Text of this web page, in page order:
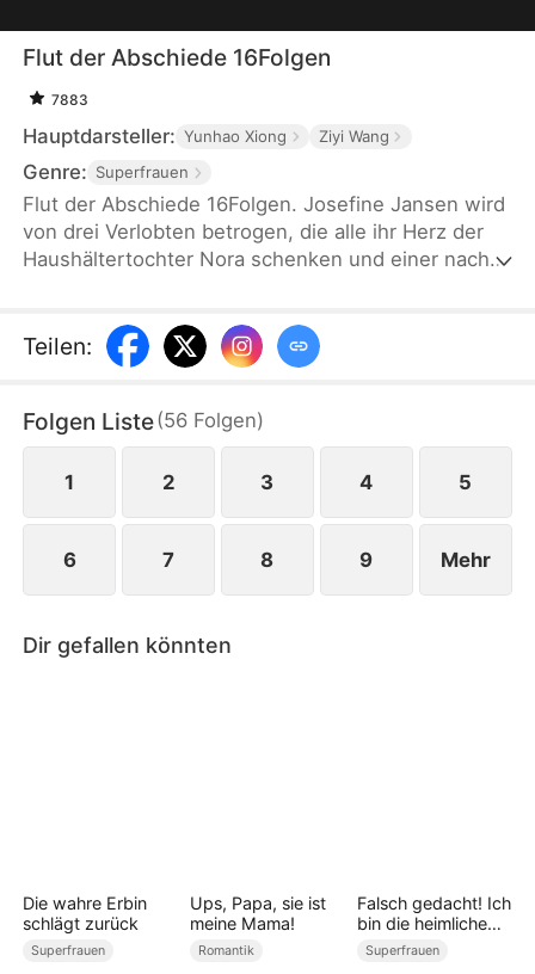
Flut der Abschiede 16Folgen
7883
Hauptdarsteller: Yunhao Xiong Ziyi Wang
Genre: Superfrauen
Flut der Abschiede 16Folgen. Josefine Jansen wird
von drei Verlobten betrogen, die alle ihr Herz der
Haushältertochter Nora schenken und einer nach
Sie wählt nun Erik Glanz, den geächteten
Außenseiter. Als sie sich endlich befreit, erkennen
Teilen:
Folgen Liste(56 Folgen)
1 2 3 4 5
6 7 8 9 Mehr
Dir gefallen könnten
Die wahre Erbin
schlägt zurück
Superfrauen
Ups, Papa, sie ist
meine Mama!
Romantik
Falsch gedacht! Ich
bin die heimliche
Macht (Deutsch
Synchronisiert)
Superfrauen